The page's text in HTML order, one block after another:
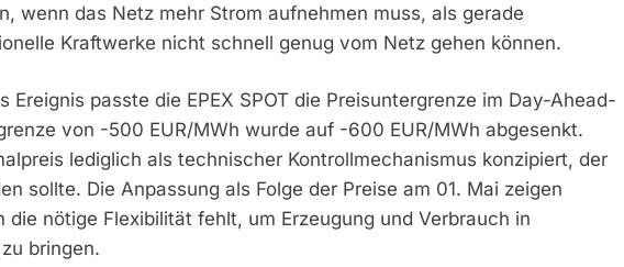
wenn das Netz mehr Strom aufnehmen muss, als gerade
Kraftwerke nicht schnell genug vom Netz gehen können.
Ereignis passte die EPEX SPOT die Preisuntergrenze im Day-Ahead-
von -500 EUR/MWh wurde auf -600 EUR/MWh abgesenkt.
lediglich als technischer Kontrollmechanismus konzipiert, der
sollte. Die Anpassung als Folge der Preise am 01. Mai zeigen
die nötige Flexibilität fehlt, um Erzeugung und Verbrauch in
bringen.